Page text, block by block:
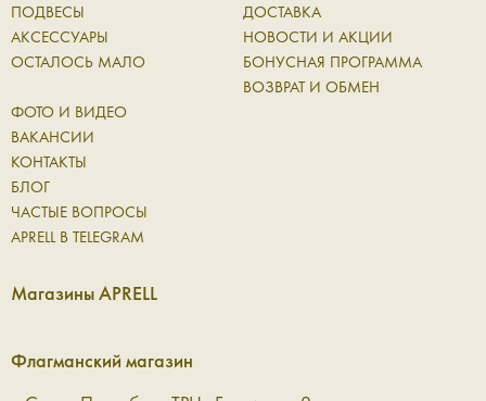
ПОДВЕСЫ
АКСЕССУАРЫ
ОСТАЛОСЬ МАЛО
ДОСТАВКА
НОВОСТИ И АКЦИИ
БОНУСНАЯ ПРОГРАММА
ВОЗВРАТ И ОБМЕН
ФОТО И ВИДЕО
ВАКАНСИИ
КОНТАКТЫ
БЛОГ
ЧАСТЫЕ ВОПРОСЫ
APRELL В TELEGRAM
Магазины APRELL
Флагманский магазин